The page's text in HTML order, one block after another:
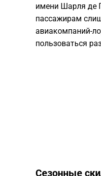
имени Шарля де
пассажирам
авиакомпаний-
пользоваться
Сезонные